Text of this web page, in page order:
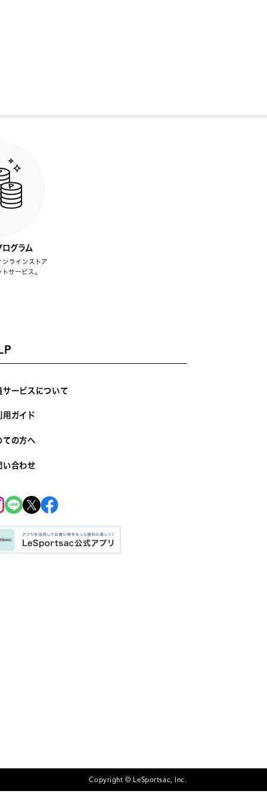
ログラム
ラインストア
サービス。
サービスについて
用ガイド
ての方へ
い合わせ
Copyright © LeSportsac, Inc.